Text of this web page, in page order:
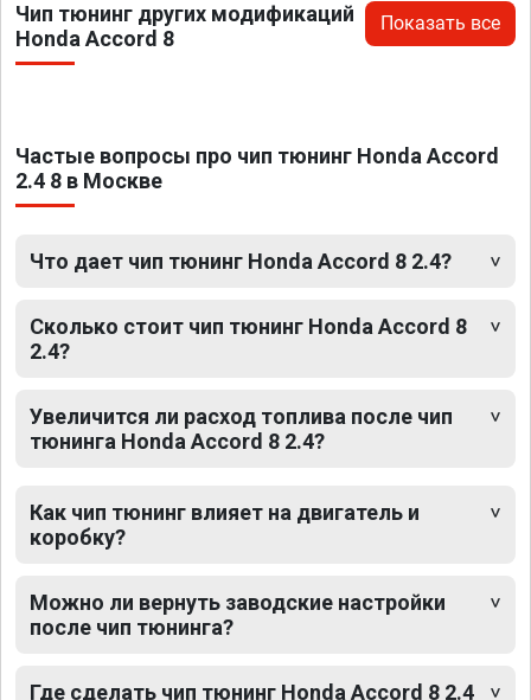
Чип тюнинг других модификаций
Honda Accord 8
Показать все
Частые вопросы про чип тюнинг Honda Accord
2.4 8 в Москве
Что дает чип тюнинг Honda Accord 8 2.4?
Сколько стоит чип тюнинг Honda Accord 8
2.4?
Увеличится ли расход топлива после чип
тюнинга Honda Accord 8 2.4?
Как чип тюнинг влияет на двигатель и
коробку?
Можно ли вернуть заводские настройки
после чип тюнинга?
Где сделать чип тюнинг Honda Accord 8 2.4